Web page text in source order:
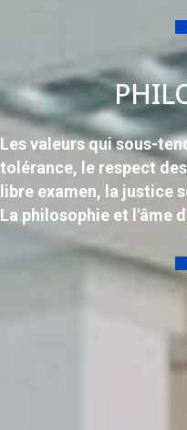
Les valeurs qui sous-
tolérance, le respect
libre examen, la justice
La philosophie et l'âme